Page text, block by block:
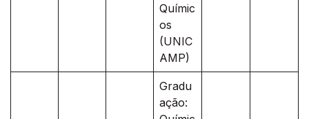
Químic
os
(UNIC
AMP)
Gradu
ação: